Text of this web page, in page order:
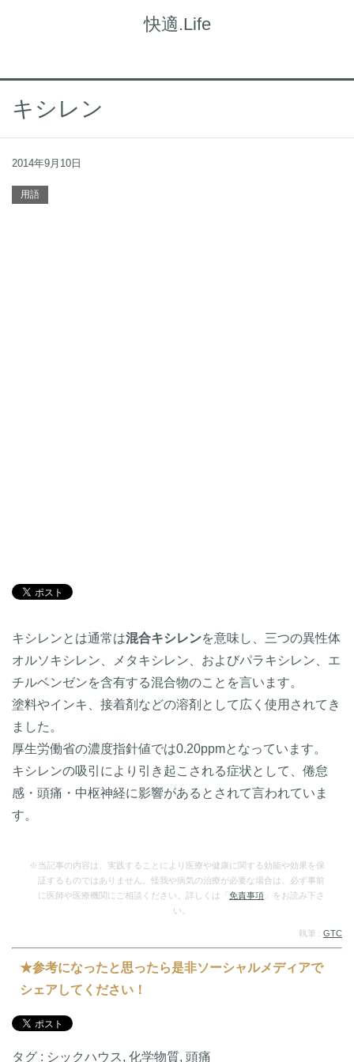
快適.Life
キシレン
2014年9月10日
用語
キシレンとは通常は混合キシレンを意味し、三つの異性体
オルソキシレン、メタキシレン、およびパラキシレン、エ
チルベンゼンを含有する混合物のことを言います。
塗料やインキ、接着剤などの溶剤として広く使用されてき
ました。
厚生労働省の濃度指針値では0.20ppmとなっています。
キシレンの吸引により引き起こされる症状として、倦怠
感・頭痛・中枢神経に影響があるとされて言われていま
す。
※当記事の内容は、実践することにより医療や健康に関する効能や効果を保
証するものではありません。怪我や病気の治療が必要な場合は、必ず事前
に医師や医療機関にご相談ください。詳しくは「 免責事項 」をお読み下さ
い。
執筆 : GTC
★参考になったと思ったら是非ソーシャルメディアで
シェアしてください！
タグ : シックハウス , 化学物質, 頭痛